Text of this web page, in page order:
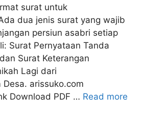
surat untuk
dua jenis surat yang wajib
persiun asabri setiap
Surat Pernyataan Tanda
Surat Keterangan
Lagi dari
Desa. arissuko.com
Download PDF … Read more